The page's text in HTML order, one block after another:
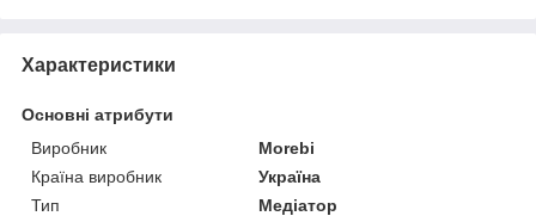
Характеристики
Основні атрибути
Виробник
Morebi
Країна виробник
Україна
Тип
Медіатор